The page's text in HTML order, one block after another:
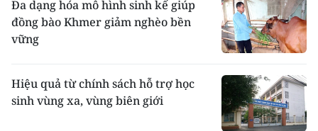
Đa dạng hóa mô hình sinh kế giúp
đồng bào Khmer giảm nghèo bền
vững
Hiệu quả từ chính sách hỗ trợ học
sinh vùng xa, vùng biên giới